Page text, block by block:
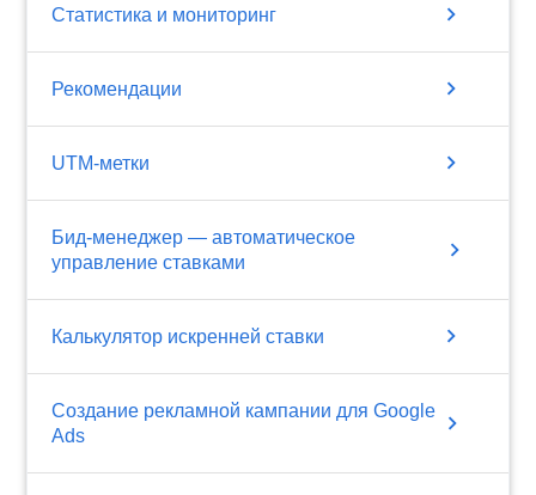
Статистика и мониторинг chevron_right
Рекомендации chevron_right
UTM-метки chevron_right
Бид-менеджер — автоматическое
управление ставками
chevron_right
Калькулятор искренней ставки chevron_right
Создание рекламной кампании для Google
Ads
chevron_right